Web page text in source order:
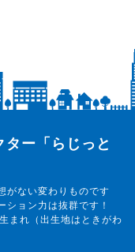
ー「らじっと
がない変わりものです
ション力は抜群です！
まれ（出生地はときがわ